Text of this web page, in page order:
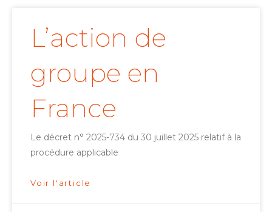
L’action de
groupe en
France
Le décret n° 2025-734 du 30 juillet 2025 relatif à la
procédure applicable
Voir l'article